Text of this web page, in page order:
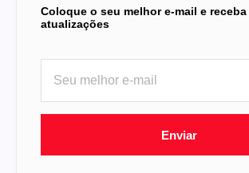
Coloque o seu melhor e-mail e
atualizações
Enviar